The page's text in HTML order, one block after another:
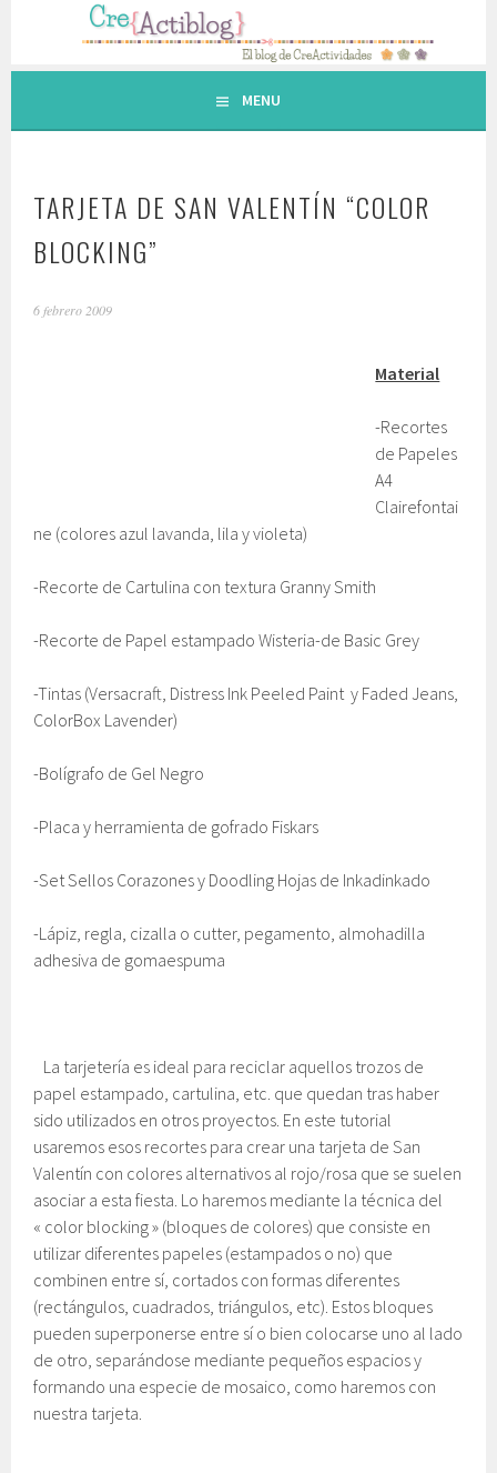
contenido.
MENU
TARJETA DE SAN VALENTÍN “COLOR
BLOCKING”
6 febrero 2009
Material
-Recortes
de Papeles
A4
Clairefontai
ne (colores azul lavanda, lila y violeta)
-Recorte de Cartulina con textura Granny Smith
-Recorte de Papel estampado Wisteria-de Basic Grey
-Tintas (Versacraft, Distress Ink Peeled Paint y Faded Jeans,
ColorBox Lavender)
-Bolígrafo de Gel Negro
-Placa y herramienta de gofrado Fiskars
-Set Sellos Corazones y Doodling Hojas de Inkadinkado
-Lápiz, regla, cizalla o cutter, pegamento, almohadilla
adhesiva de gomaespuma
La tarjetería es ideal para reciclar aquellos trozos de
papel estampado, cartulina, etc. que quedan tras haber
sido utilizados en otros proyectos. En este tutorial
usaremos esos recortes para crear una tarjeta de San
Valentín con colores alternativos al rojo/rosa que se suelen
asociar a esta fiesta. Lo haremos mediante la técnica del
« color blocking » (bloques de colores) que consiste en
utilizar diferentes papeles (estampados o no) que
combinen entre sí, cortados con formas diferentes
(rectángulos, cuadrados, triángulos, etc). Estos bloques
pueden superponerse entre sí o bien colocarse uno al lado
de otro, separándose mediante pequeños espacios y
formando una especie de mosaico, como haremos con
nuestra tarjeta.